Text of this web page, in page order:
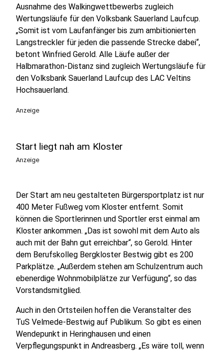
Ausnahme des Walkingwettbewerbs zugleich
Wertungsläufe für den Volksbank Sauerland Laufcup.
„Somit ist vom Laufanfänger bis zum ambitionierten
Langstreckler für jeden die passende Strecke dabei“,
betont Winfried Gerold. Alle Läufe außer der
Halbmarathon-Distanz sind zugleich Wertungsläufe für
den Volksbank Sauerland Laufcup des LAC Veltins
Hochsauerland.
Anzeige
Start liegt nah am Kloster
Anzeige
Der Start am neu gestalteten Bürgersportplatz ist nur
400 Meter Fußweg vom Kloster entfernt. Somit
können die Sportlerinnen und Sportler erst einmal am
Kloster ankommen. „Das ist sowohl mit dem Auto als
auch mit der Bahn gut erreichbar“, so Gerold. Hinter
dem Berufskolleg Bergkloster Bestwig gibt es 200
Parkplätze. „Außerdem stehen am Schulzentrum auch
ebenerdige Wohnmobilplätze zur Verfügung“, so das
Vorstandsmitglied.
Auch in den Ortsteilen hoffen die Veranstalter des
TuS Velmede-Bestwig auf Publikum. So gibt es einen
Wendepunkt in Heringhausen und einen
Verpflegungspunkt in Andreasberg. „Es wäre toll, wenn